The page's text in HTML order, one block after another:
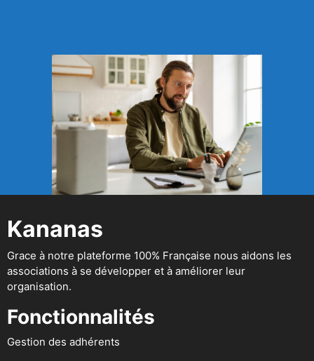
Kananas
Grace à notre plateforme 100% Française nous aidons les
associations à se développer et à améliorer leur
organisation.
Fonctionnalités
Gestion des adhérents